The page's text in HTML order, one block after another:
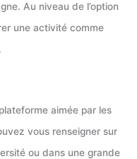
Au niveau de l’option
une activité comme
aimée par les
vous renseigner sur
ou dans une grande